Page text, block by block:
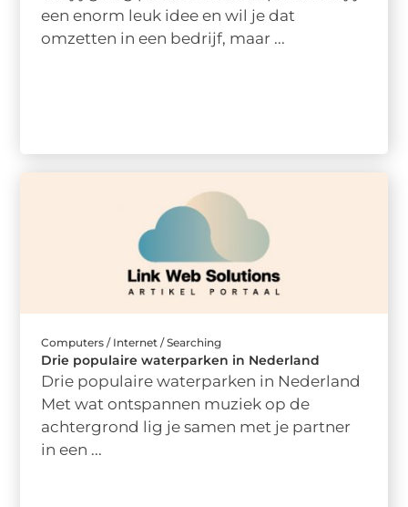
een enorm leuk idee en wil je dat
omzetten in een bedrijf, maar ...
Computers / Internet / Searching
Drie populaire waterparken in Nederland
Drie populaire waterparken in Nederland
Met wat ontspannen muziek op de
achtergrond lig je samen met je partner
in een ...